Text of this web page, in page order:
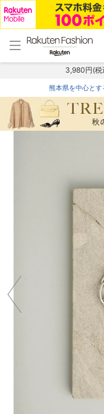
menu home
トップ
3,980円(税
熊本県を中心と